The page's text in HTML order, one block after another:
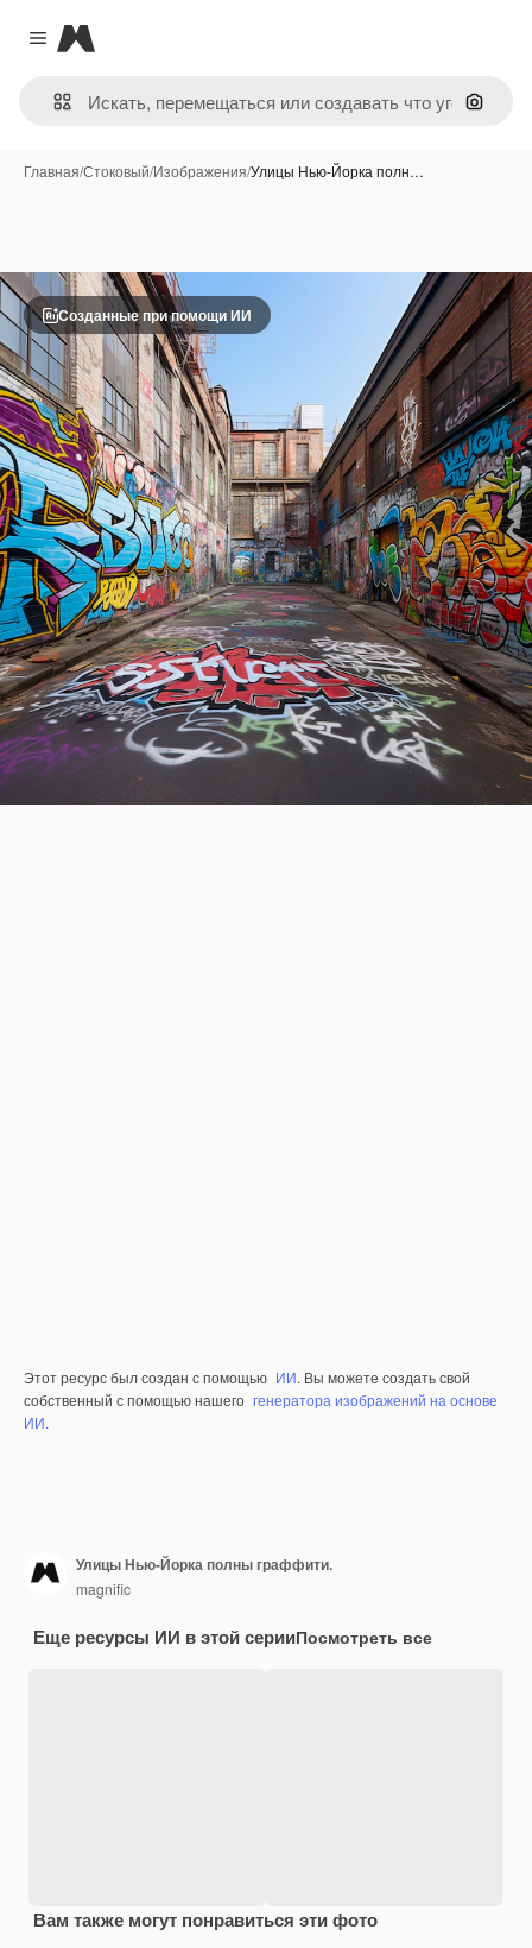
Close menu
Magnific
Поиск
Главная/Стоковый/Изображения/Улицы Нью-Йорка полн…
Созданные при помощи ИИ
Этот ресурс был создан с помощью ИИ. Вы можете создать свой
собственный с помощью нашего генератора изображений на основе
ИИ.
Улицы Нью-Йорка полны граффити.
magnific
Еще ресурсы ИИ в этой серииПосмотреть все
Вам также могут понравиться эти фото